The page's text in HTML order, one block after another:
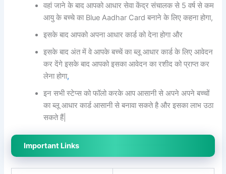
वहां जाने के बाद आपको आधार सेवा केंद्र संचालक से 5 वर्ष से कम
आयु के बच्चे का Blue Aadhar Card बनाने के लिए कहना होगा,
इसके बाद आपको अपना आधार कार्ड को देना होगा और
इसके बाद अंत में वे आपके बच्चें का ब्लू आधार कार्ड के लिए आवेदन
कर देंगे इसके बाद आपको इसका आवेदन का रशीद को प्राप्त कर
लेना होगा,
इन सभी स्टेप्स को फॉलो करके आप आसानी से अपने अपने बच्चों
का ब्लू आधार कार्ड आसानी से बनावा सकते है और इसका लाभ उठा
सकते हैं|
Important Links